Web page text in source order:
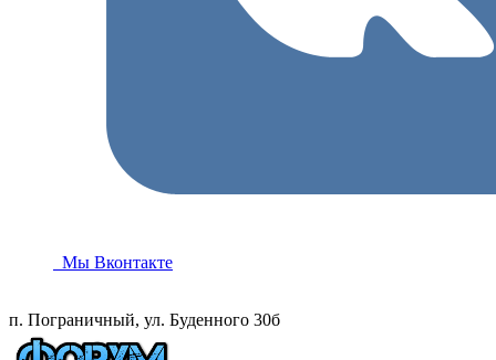
Мы Вконтакте
п. Пограничный, ул. Буденного 30б